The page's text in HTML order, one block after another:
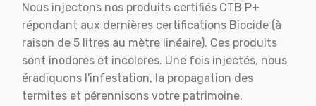
Nous injectons nos produits certifiés CTB P+
répondant aux dernières certifications Biocide (à
raison de 5 litres au mètre linéaire). Ces produits
sont inodores et incolores. Une fois injectés, nous
éradiquons l'infestation, la propagation des
termites et pérennisons votre patrimoine.